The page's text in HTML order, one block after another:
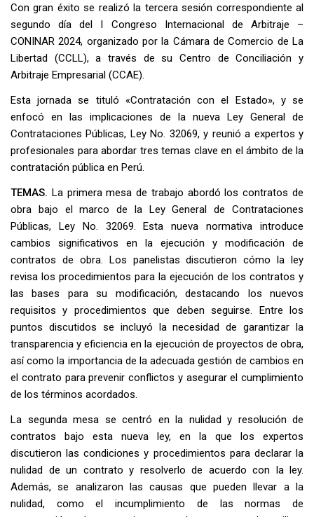
Con gran éxito se realizó la tercera sesión correspondiente al
segundo día del I Congreso Internacional de Arbitraje –
CONINAR 2024, organizado por la Cámara de Comercio de La
Libertad (CCLL), a través de su Centro de Conciliación y
Arbitraje Empresarial (CCAE).
Esta jornada se tituló «Contratación con el Estado», y se
enfocó en las implicaciones de la nueva Ley General de
Contrataciones Públicas, Ley No. 32069, y reunió a expertos y
profesionales para abordar tres temas clave en el ámbito de la
contratación pública en Perú.
TEMAS. La primera mesa de trabajo abordó los contratos de
obra bajo el marco de la Ley General de Contrataciones
Públicas, Ley No. 32069. Esta nueva normativa introduce
cambios significativos en la ejecución y modificación de
contratos de obra. Los panelistas discutieron cómo la ley
revisa los procedimientos para la ejecución de los contratos y
las bases para su modificación, destacando los nuevos
requisitos y procedimientos que deben seguirse. Entre los
puntos discutidos se incluyó la necesidad de garantizar la
transparencia y eficiencia en la ejecución de proyectos de obra,
así como la importancia de la adecuada gestión de cambios en
el contrato para prevenir conflictos y asegurar el cumplimiento
de los términos acordados.
La segunda mesa se centró en la nulidad y resolución de
contratos bajo esta nueva ley, en la que los expertos
discutieron las condiciones y procedimientos para declarar la
nulidad de un contrato y resolverlo de acuerdo con la ley.
Además, se analizaron las causas que pueden llevar a la
nulidad, como el incumplimiento de las normas de